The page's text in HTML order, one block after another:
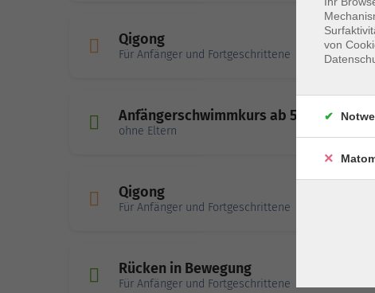
Qigong
Für Anfänger und Fortgeschrittene
Anfängerschwimmkurs ab 5 Jahre
ohne Eltern
Qigong
Für Anfänger und Fortgeschrittene
Rücken in Bewegung
Für Anfänger und Fortgeschrittene
von